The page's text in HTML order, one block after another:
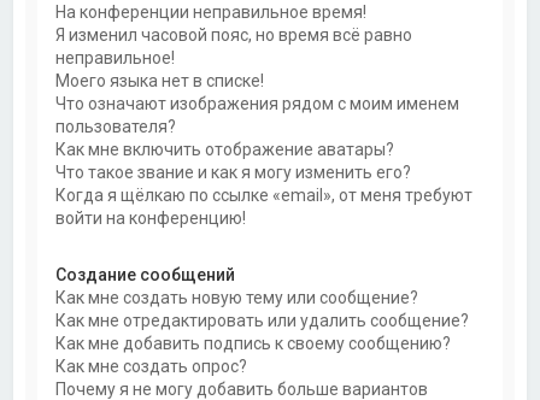
На конференции неправильное время!
Я изменил часовой пояс, но время всё равно
неправильное!
Моего языка нет в списке!
Что означают изображения рядом с моим именем
пользователя?
Как мне включить отображение аватары?
Что такое звание и как я могу изменить его?
Когда я щёлкаю по ссылке «email», от меня требуют
войти на конференцию!
Создание сообщений
Как мне создать новую тему или сообщение?
Как мне отредактировать или удалить сообщение?
Как мне добавить подпись к своему сообщению?
Как мне создать опрос?
Почему я не могу добавить больше вариантов